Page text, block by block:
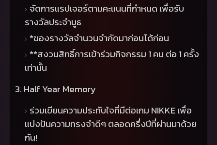
จัดการแรปเจอร์ตามคะแนนที่กำหนด เพื่อรับ
รางวัลประจำบูธ
*ของรางวัลจำนวนจำกัดมาก่อนได้ก่อน
**สงวนสิทธิ์การเข้าร่วมกิจกรรม 1 คน ต่อ 1 ครั้ง
เท่านั้น
3. Half Year Memory
ร่วมเขียนความประทับใจที่มีต่อเกม NIKKEเพื่อ
แบ่งปันความทรงจำดีๆ ตลอดครึ่งปีที่ผ่านมาด้วย
กัน!